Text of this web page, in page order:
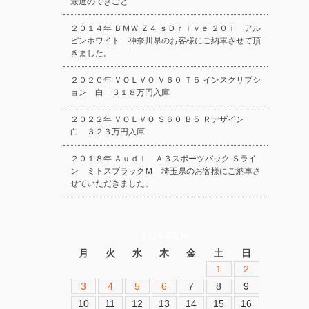
２０１４年 ＢＭＷ Ｚ４ ｓＤｒｉｖｅ ２０ｉ アル
ピンホワイト 神奈川県のお客様にご納車させて頂
きました。
２０２０年 ＶＯＬＶＯ Ｖ６０ Ｔ５ インスクリプシ
ョン 白 ３１８万円入庫
２０２２年 ＶＯＬＶＯ Ｓ６０ Ｂ５ Ｒデザイン
白 ３２３万円入庫
２０１８年 Ａｕｄｉ Ａ３スポーツバック Ｓライ
ン ミトスブラックＭ 埼玉県のお客様にご納車さ
せていただきました。
月
火 水 木 金 土
日
1
2
3
4 5 6 7 8
9
10
11 12 13 14 15
16